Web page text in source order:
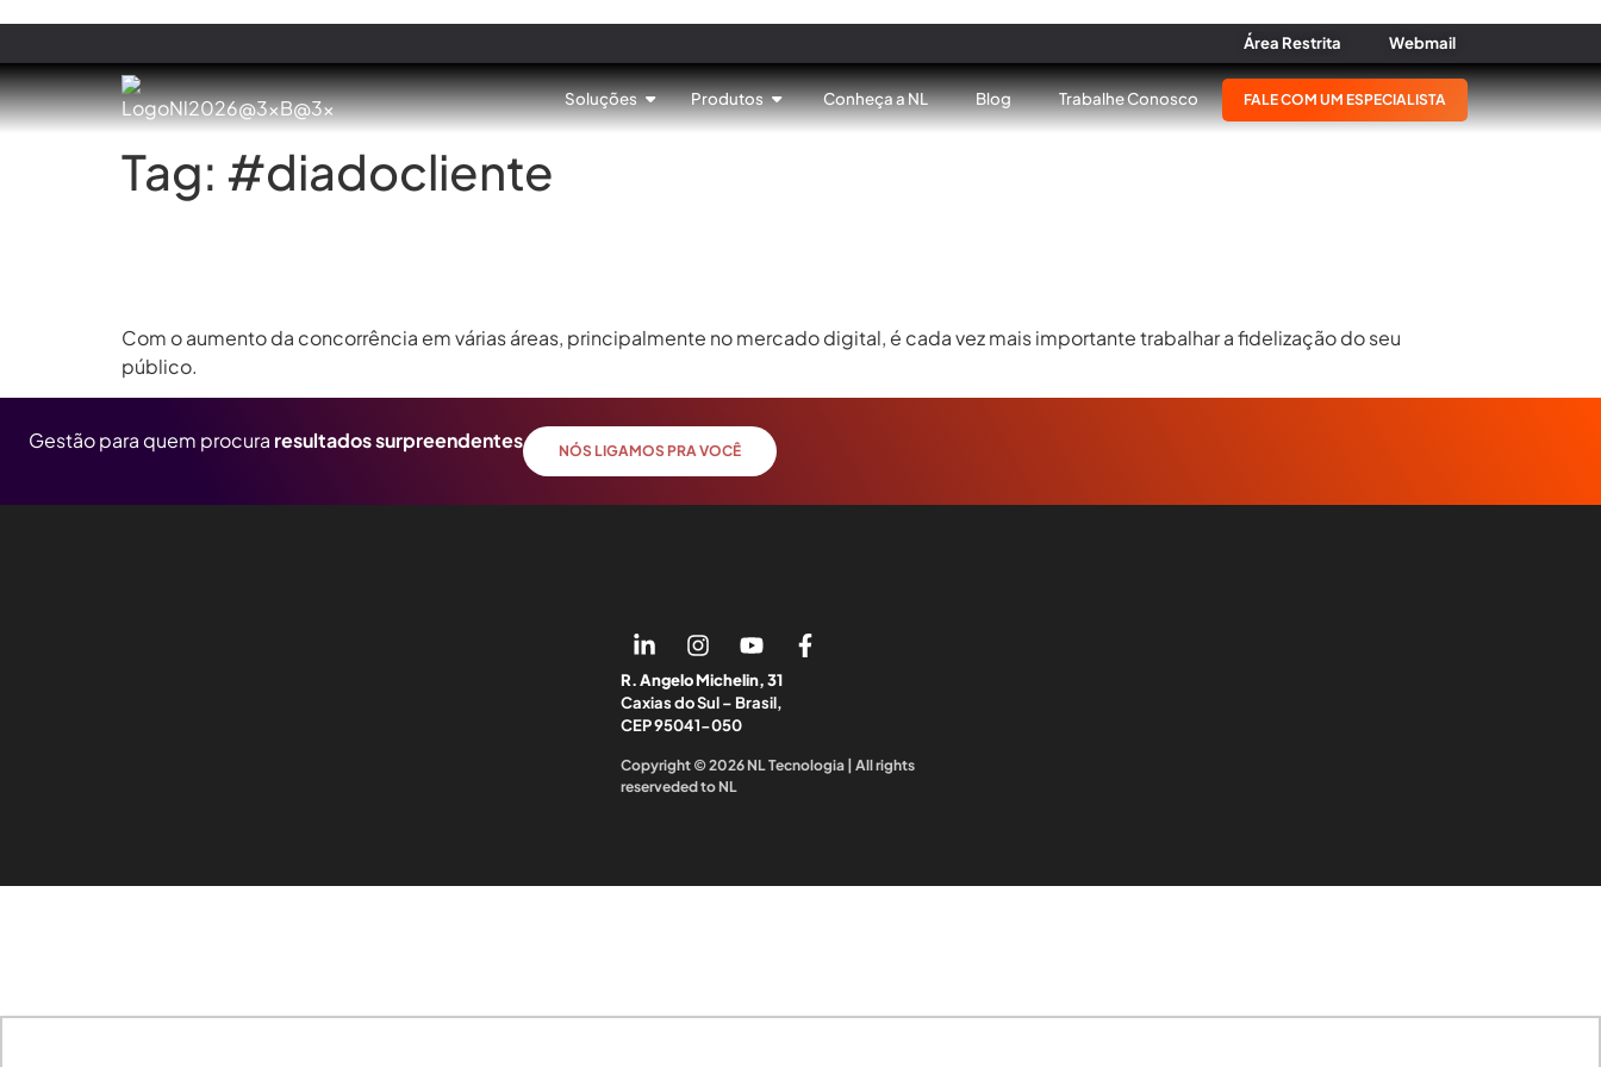
Webmail
Área Restrita
Soluções Produtos Conheça a NL Blog Trabalhe Conosco FALE COM UM ESPECIALISTA
Tag: #diadocliente
Com o aumento da concorrência em várias áreas, principalmente no mercado digital, é cada vez mais importante trabalhar a fidelização do seu
público.
Gestão para quem procura resultados surpreendentes NÓS LIGAMOS PRA VOCÊ
R. Angelo Michelin, 31
Caxias do Sul – Brasil,
CEP 95041-050
Copyright © 2026 NL Tecnologia | All rights
reserveded to NL